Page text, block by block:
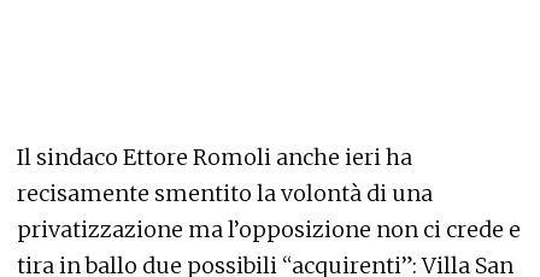
Il sindaco Ettore Romoli anche ieri ha
recisamente smentito la volontà di una
privatizzazione ma l’opposizione non ci crede e
tira in ballo due possibili “acquirenti”: Villa San